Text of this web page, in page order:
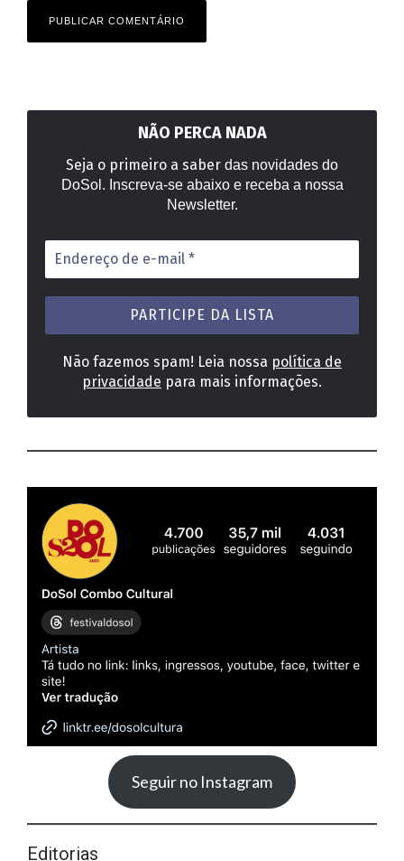
NÃO PERCA NADA
Seja o primeiro a saber das novidades do
DoSol. Inscreva-se abaixo e receba a nossa
Newsletter.
Endereço
de
e-
mail
Não fazemos spam! Leia nossa política de
privacidade para mais informações.
Seguir no Instagram
Editorias